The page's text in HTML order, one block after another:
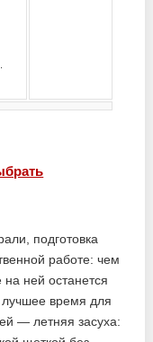
подготовка
работе: чем
ней останется
лучшее время для
— летняя засуха: